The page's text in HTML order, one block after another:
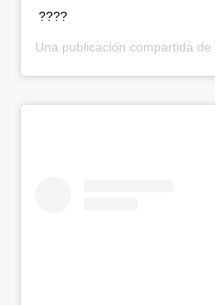
????
Una publicación compartida de